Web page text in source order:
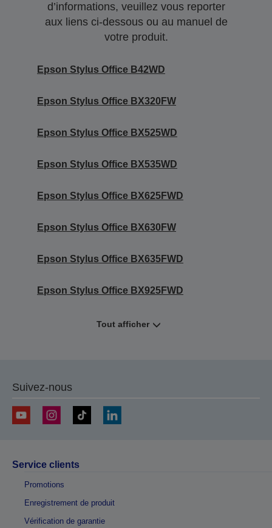
d’informations, veuillez vous reporter
aux liens ci-dessous ou au manuel de
votre produit.
Epson Stylus Office B42WD
Epson Stylus Office BX320FW
Epson Stylus Office BX525WD
Epson Stylus Office BX535WD
Epson Stylus Office BX625FWD
Epson Stylus Office BX630FW
Epson Stylus Office BX635FWD
Epson Stylus Office BX925FWD
Tout afficher
Suivez-nous
Service clients
Promotions
Enregistrement de produit
Vérification de garantie